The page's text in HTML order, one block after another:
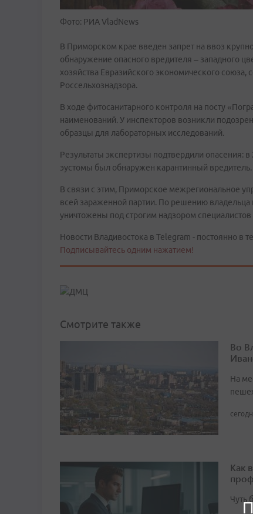
Фото: РИА VladNews
В Приморском крае введен запрет на ввоз
обнаружение опасного вредителя – западного
хозяйства Евразийского экономического
Россельхознадзора.
В ходе фитосанитарного контроля на посту
наименований. У инспекторов возникли
образцы для лабораторных исследований.
Результаты экспертизы подтвердили опасения:
эустомы был обнаружен карантинный вредитель.
В связи с этим, Приморское межрегиональное
всей зараженной партии. По решению владельца
уничтожены под строгим надзором специалистов
Новости Владивостока в Telegram - постоянно в
Подписывайтесь одним нажатием!
Смотрите также
Во
На
Как
Чуть